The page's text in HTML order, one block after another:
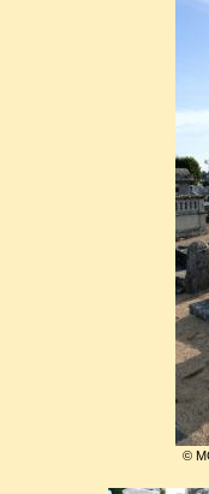
©
il se
une
pour
traités
sorcier
de ses
en